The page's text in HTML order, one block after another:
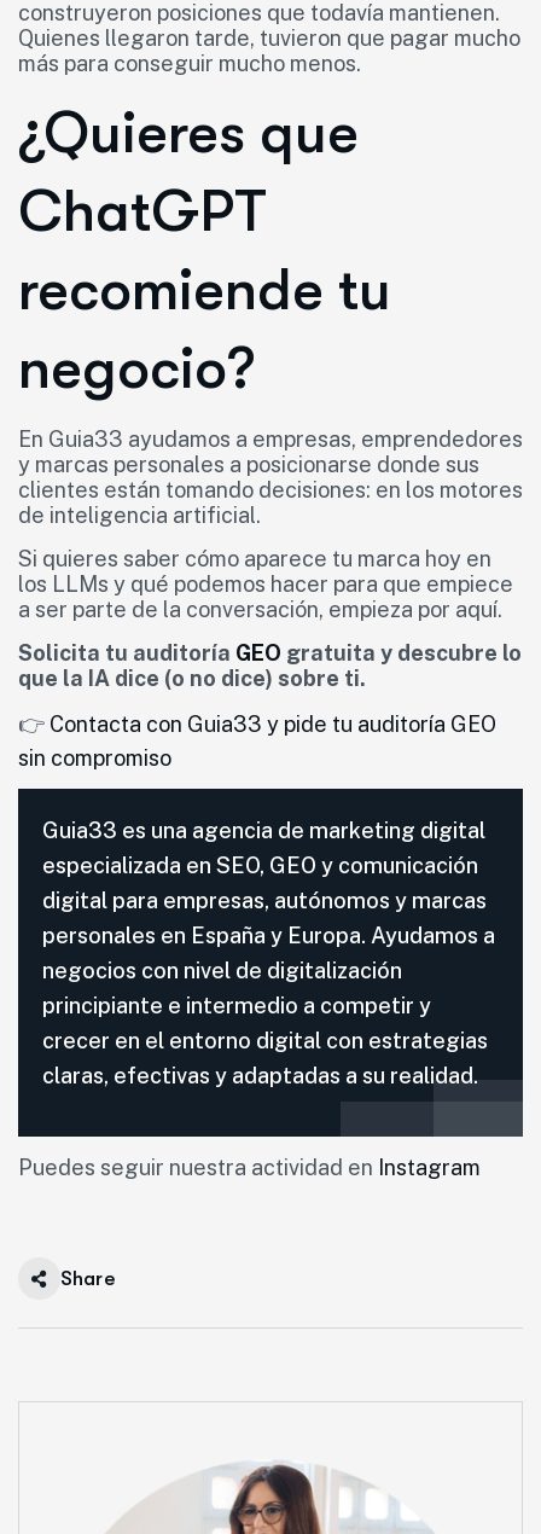
construyeron posiciones que todavía mantienen.
Quienes llegaron tarde, tuvieron que pagar mucho
más para conseguir mucho menos.
¿Quieres que
ChatGPT
recomiende tu
negocio?
En Guia33 ayudamos a empresas, emprendedores
y marcas personales a posicionarse donde sus
clientes están tomando decisiones: en los motores
de inteligencia artificial.
Si quieres saber cómo aparece tu marca hoy en
los LLMs y qué podemos hacer para que empiece
a ser parte de la conversación, empieza por aquí.
Solicita tu auditoría GEO gratuita y descubre lo
que la IA dice (o no dice) sobre ti.
👉 Contacta con Guia33 y pide tu auditoría GEO
sin compromiso
Guia33 es una agencia de marketing digital
especializada en SEO, GEO y comunicación
digital para empresas, autónomos y marcas
personales en España y Europa. Ayudamos a
negocios con nivel de digitalización
principiante e intermedio a competir y
crecer en el entorno digital con estrategias
claras, efectivas y adaptadas a su realidad.
Puedes seguir nuestra actividad en Instagram
Share